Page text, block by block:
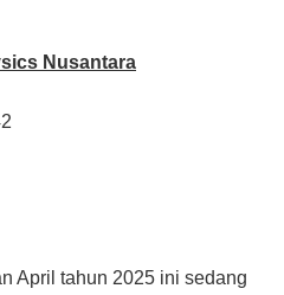
Nusantara
April tahun 2025 ini sedang